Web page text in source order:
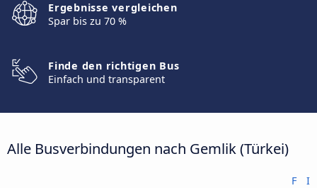
Ergebnisse vergleichen
Spar bis zu 70 %
Finde den richtigen Bus
Einfach und transparent
Alle Busverbindungen nach Gemlik (Türkei)
F I